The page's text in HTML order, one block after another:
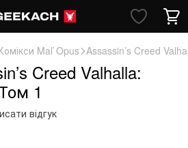
Mal`Opus Assassin’s Creed
Creed Valhalla:
1
відгук